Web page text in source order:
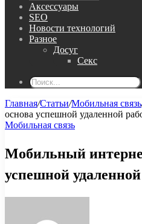
Аксессуары
SEO
Новости технологий
Разное
Досуг
Секс
Главная/Статьи/Мобильная связь
основа успешной удаленной
Мобильная связь
Мобильный
успешной